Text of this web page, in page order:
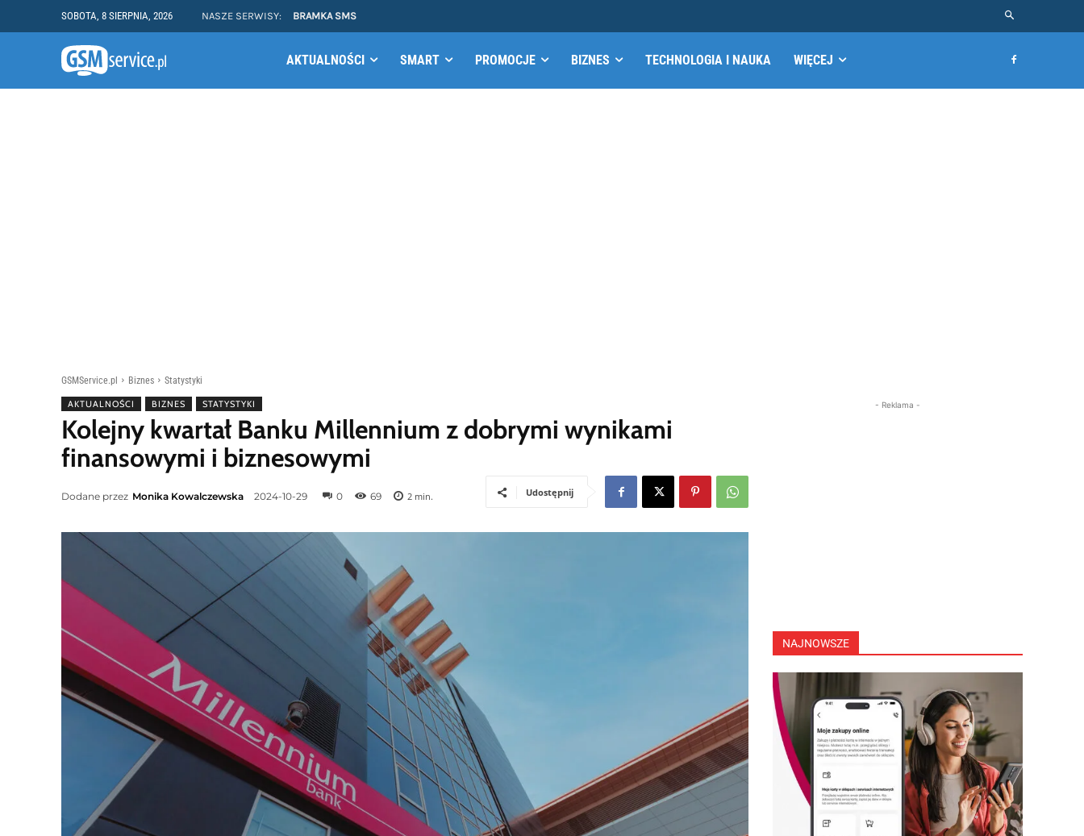
SOBOTA, 8 SIERPNIA, 2026 NASZE SERWISY: BRAMKA SMS
AKTUALNOŚCI SMART PROMOCJE BIZNES TECHNOLOGIA I NAUKA WIĘCEJ
GSMService.pl Biznes Statystyki
AKTUALNOŚCI BIZNES STATYSTYKI
Kolejny kwartał Banku Millennium z dobrymi wynikami
finansowymi i biznesowymi
Dodane przez Monika Kowalczewska 2024-10-29 0 69 2 min. Udostępnij
- Reklama -
NAJNOWSZE